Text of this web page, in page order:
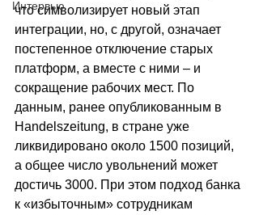
Интервью
что символизирует новый этап
интеграции, но, с другой, означает
постепенное отключение старых
платформ, а вместе с ними – и
сокращение рабочих мест. По
данным, ранее опубликованным в
Handelszeitung, в стране уже
ликвидировано около 1500 позиций,
а общее число увольнений может
достичь 3000. При этом подход банка
к «избыточным» сотрудникам